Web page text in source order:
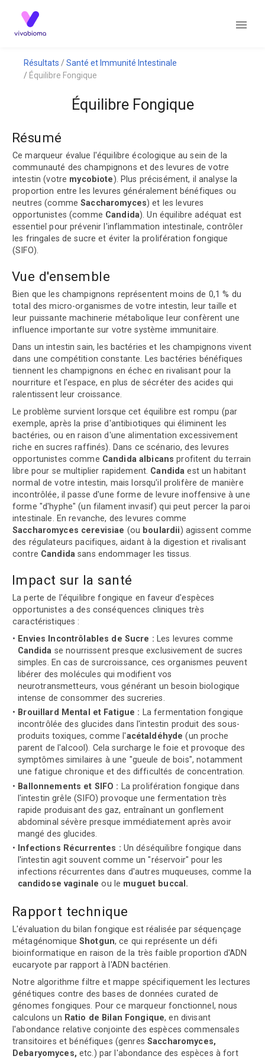
Résultats
Santé et Immunité Intestinale
Équilibre Fongique
Équilibre Fongique
Résumé
Ce marqueur évalue l'équilibre écologique au sein de la
communauté des champignons et des levures de votre
intestin (votre mycobiote). Plus précisément, il analyse la
proportion entre les levures généralement bénéfiques ou
neutres (commeSaccharomyces) et les levures
opportunistes (comme Candida). Un équilibre adéquat est
essentiel pour prévenir l'inflammation intestinale, contrôler
les fringales de sucre et éviter la prolifération fongique
(SIFO).
Vue d'ensemble
Bien que les champignons représentent moins de 0,1 % du
total des micro-organismes de votre intestin, leur taille et
leur puissante machinerie métabolique leur confèrent une
influence importante sur votre système immunitaire.
Dans un intestin sain, les bactéries et les champignons vivent
dans une compétition constante. Les bactéries bénéfiques
tiennent les champignons en échec en rivalisant pour la
nourriture et l'espace, en plus de sécréter des acides qui
ralentissent leur croissance.
Le problème survient lorsque cet équilibre est rompu (par
exemple, après la prise d'antibiotiques qui éliminent les
bactéries, ou en raison d'une alimentation excessivement
riche en sucres raffinés). Dans ce scénario, des levures
opportunistes comme Candida albicans profitent du terrain
libre pour se multiplier rapidement. Candida est un habitant
normal de votre intestin, mais lorsqu'il prolifère de manière
incontrôlée, il passe d'une forme de levure inoffensive à une
forme "d'hyphe" (un filament invasif) qui peut percer la paroi
intestinale. En revanche, des levures comme
Saccharomyces cerevisiae (ou boulardii) agissent comme
des régulateurs pacifiques, aidant à la digestion et rivalisant
contre Candida sans endommager les tissus.
Impact sur la santé
La perte de l'équilibre fongique en faveur d'espèces
opportunistes a des conséquences cliniques très
caractéristiques :
Envies Incontrôlables de Sucre : Les levures comme
Candida se nourrissent presque exclusivement de sucres
simples. En cas de surcroissance, ces organismes peuvent
libérer des molécules qui modifient vos
neurotransmetteurs, vous générant un besoin biologique
intense de consommer des sucreries.
Brouillard Mental et Fatigue : La fermentation fongique
incontrôlée des glucides dans l'intestin produit des sous-
produits toxiques, comme l'acétaldéhyde (un proche
parent de l'alcool). Cela surcharge le foie et provoque des
symptômes similaires à une "gueule de bois", notamment
une fatigue chronique et des difficultés de concentration.
Ballonnements et SIFO : La prolifération fongique dans
l'intestin grêle (SIFO) provoque une fermentation très
rapide produisant des gaz, entraînant un gonflement
abdominal sévère presque immédiatement après avoir
mangé des glucides.
Infections Récurrentes : Un déséquilibre fongique dans
l'intestin agit souvent comme un "réservoir" pour les
infections récurrentes dans d'autres muqueuses, comme la
candidose vaginale ou le muguet buccal.
Rapport technique
L'évaluation du bilan fongique est réalisée par séquençage
métagénomiqueShotgun, ce qui représente un défi
bioinformatique en raison de la très faible proportion d'ADN
eucaryote par rapport à l'ADN bactérien.
Notre algorithme filtre et mappe spécifiquement les lectures
génétiques contre des bases de données curated de
génomes fongiques. Pour ce marqueur fonctionnel, nous
calculons un Ratio de Bilan Fongique, en divisant
l'abondance relative conjointe des espèces commensales
transitoires et bénéfiques (genresSaccharomyces,
Debaryomyces, etc.) par l'abondance des espèces à fort